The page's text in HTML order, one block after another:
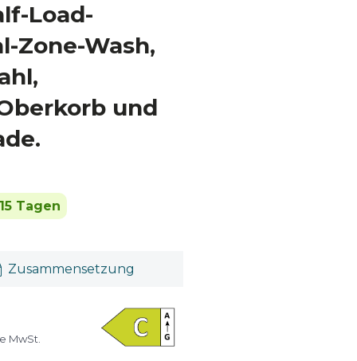
Load-
Zone-Wash,
und
Tagen
Zusammensetzung
MwSt.